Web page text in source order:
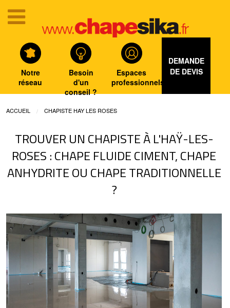
Notre
réseau
Besoin
d'un
conseil ?
Espaces
professionnels
DEMANDE
DE DEVIS
ACCUEIL CHAPISTE HAY LES ROSES
TROUVER UN CHAPISTE À L'HAŸ-LES-
ROSES : CHAPE FLUIDE CIMENT, CHAPE
ANHYDRITE OU CHAPE TRADITIONNELLE
?